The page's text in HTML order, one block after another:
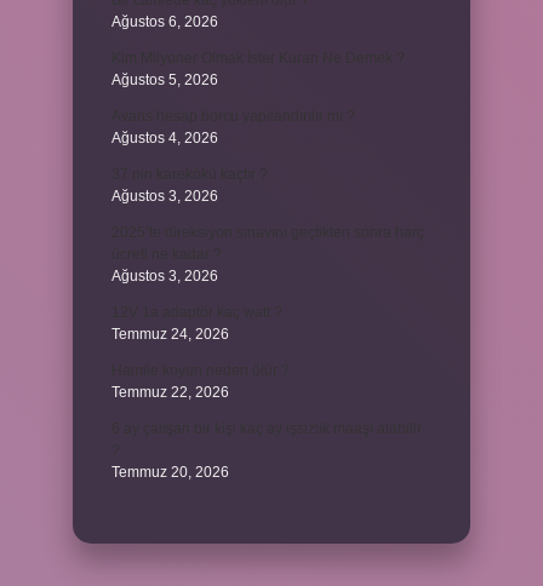
Ağustos 6, 2026
Ağustos 5, 2026
Ağustos 4, 2026
Ağustos 3, 2026
Ağustos 3, 2026
Temmuz 24, 2026
Temmuz 22, 2026
Temmuz 20, 2026